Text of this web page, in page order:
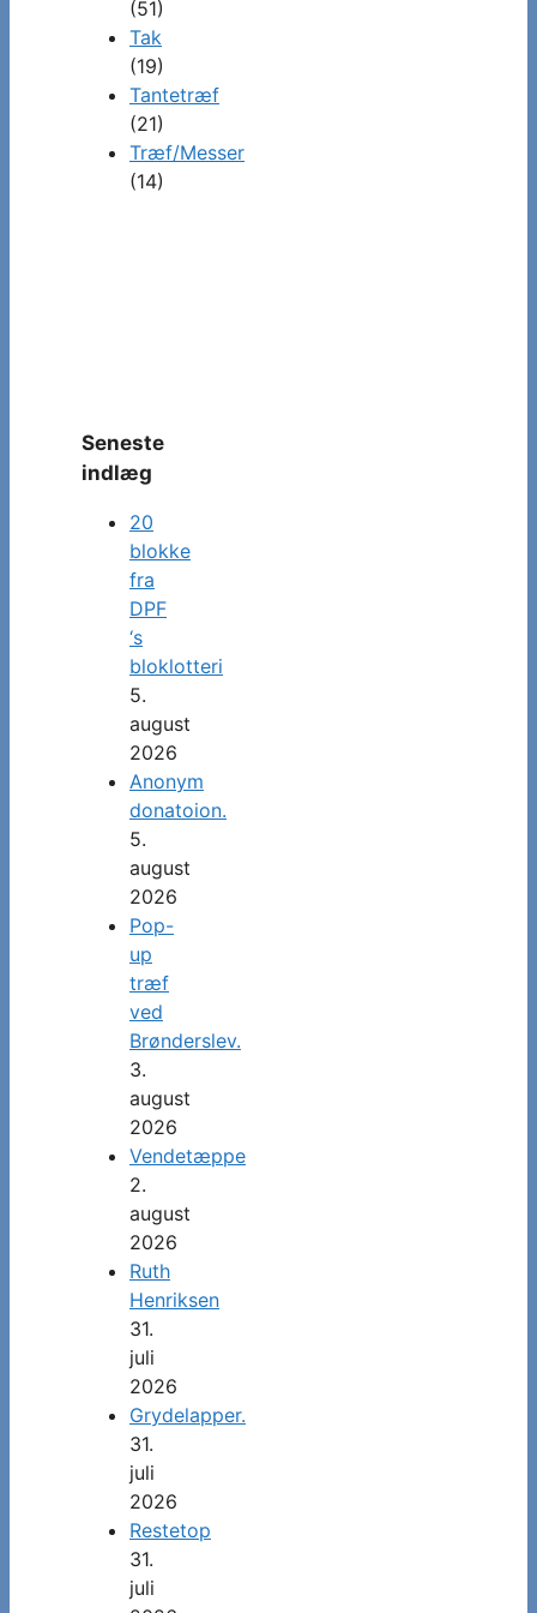
(51)
Tak
(19)
Tantetræf
(21)
Træf/Messer
(14)
Seneste
indlæg
20
blokke
fra
DPF
‘s
bloklotteri
5.
august
2026
Anonym
donatoion.
5.
august
2026
Pop-
up
træf
ved
Brønderslev.
3.
august
2026
Vendetæppe
2.
august
2026
Ruth
Henriksen
31.
juli
2026
Grydelapper.
31.
juli
2026
Restetop
31.
juli